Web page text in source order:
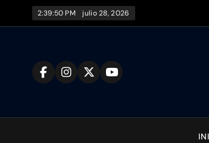
2:39:51 PM julio 28, 2026